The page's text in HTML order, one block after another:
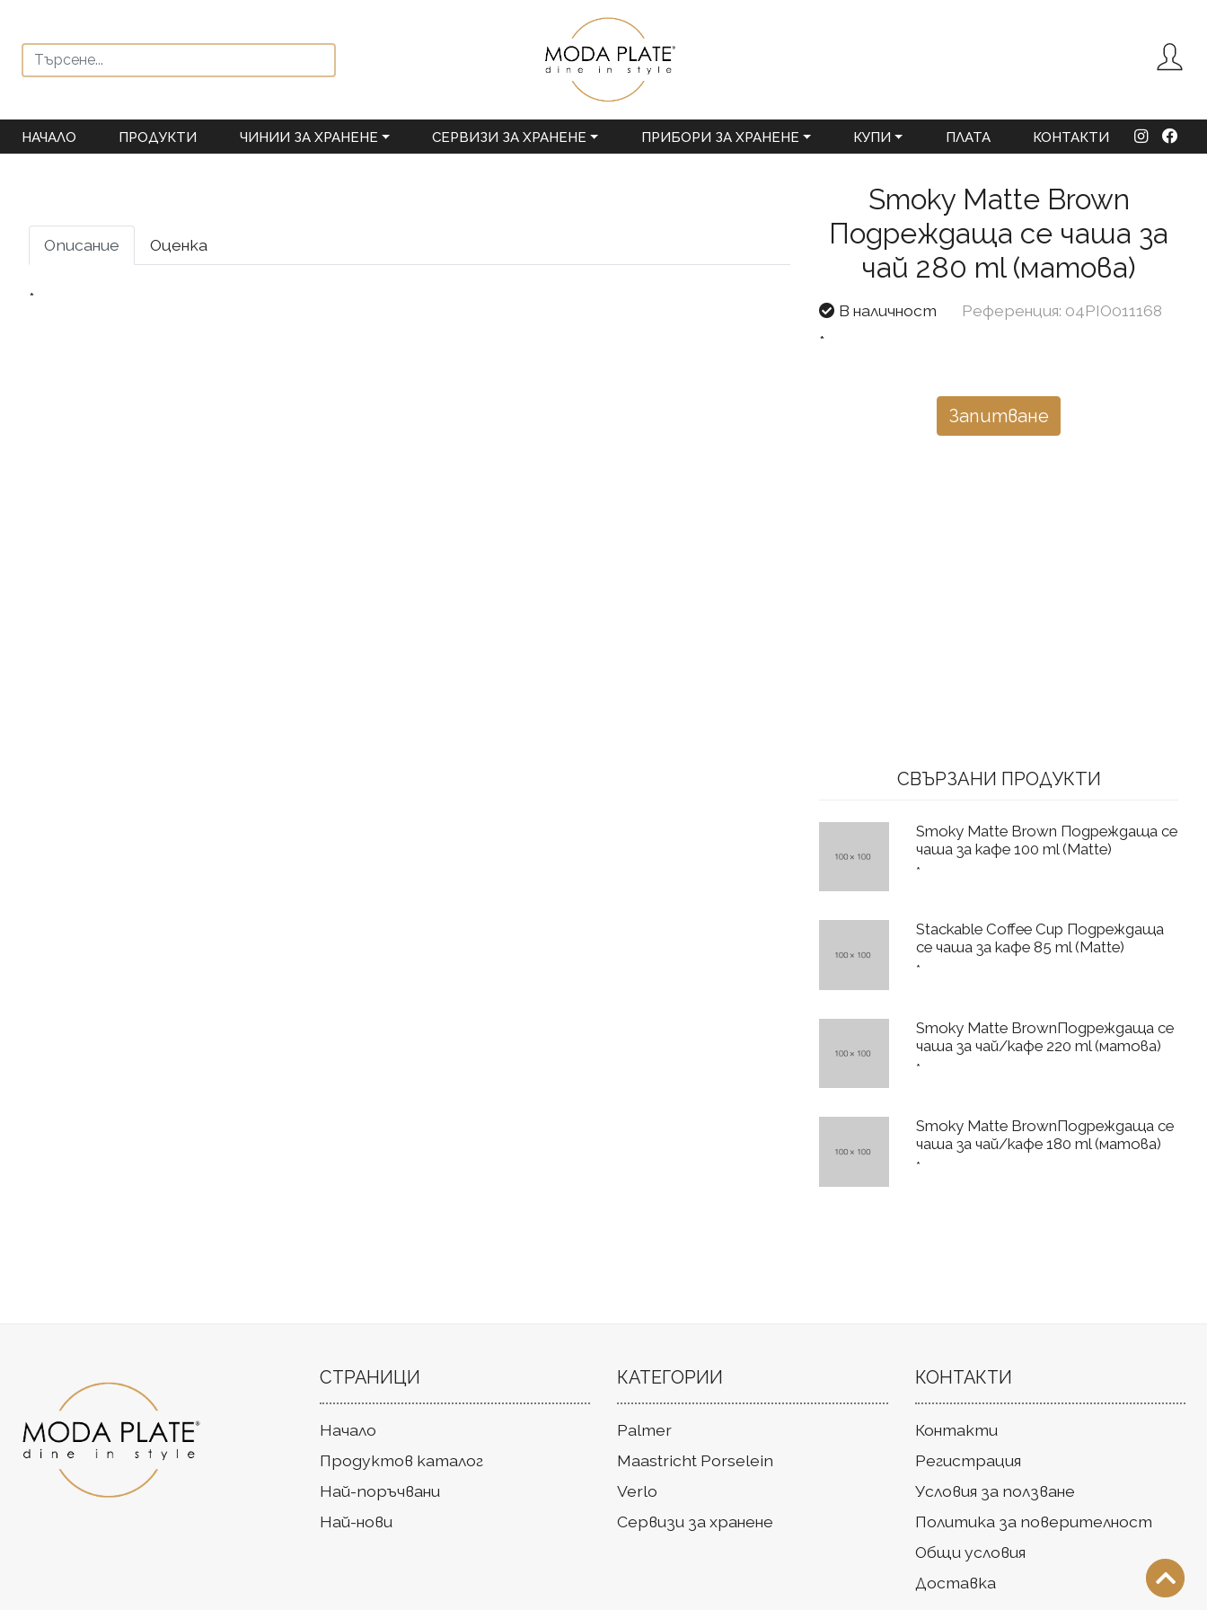
НАЧАЛО ПРОДУКТИ ЧИНИИ ЗА ХРАНЕНЕ СЕРВИЗИ ЗА ХРАНЕНЕ ПРИБОРИ ЗА ХРАНЕНЕ КУПИ ПЛАТА КОНТАКТИ
Smoky Matte Brown
Подреждаща се чаша за
чай 280 ml (матова)
В наличност
Референция: 04PIO011168
*
Запитване
СВЪРЗАНИ ПРОДУКТИ
Smoky Matte Brown Подреждаща се
чаша за кафе 100 ml (Matte)
*
Stackable Coffee Cup Подреждаща
се чаша за кафе 85 ml (Matte)
*
Smoky Matte BrownПодреждаща се
чаша за чай/кафе 220 ml (матова)
*
Smoky Matte BrownПодреждаща се
чаша за чай/кафе 180 ml (матова)
*
Описание Оценка
*
СТРАНИЦИ
Начало
Продуктов каталог
Най-поръчвани
Най-нови
КАТЕГОРИИ
Palmer
Maastricht Porselein
Verlo
Сервизи за хранене
КОНТАКТИ
Контакти
Регистрация
Условия за ползване
Политика за поверителност
Общи условия
Доставка